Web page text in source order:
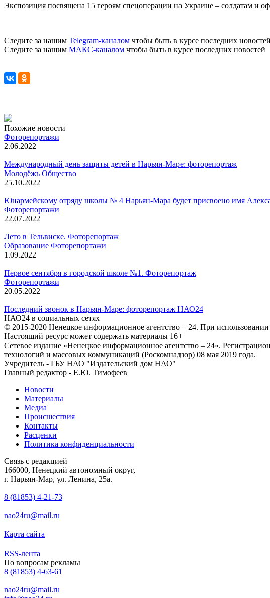
Экспозиция посвящена 15 героям спецоперации на Украине – солдатам и
Следите за нашим Telegram-каналом чтобы быть в курсе последних новостей
Следите за нашим МАКС-каналом чтобы быть в курсе последних новостей
Похожие новости
Фоторепортажи
2.06.2022
Международный день защиты детей в Нарьян-Маре: фоторепортаж
Молодёжь Общество
25.10.2022
Юнармейскому отряду школы № 4 Нарьян-Мара будет присвоено имя
Фоторепортажи
22.07.2022
Лето в Тельвиске. Фоторепортаж
Образование Фоторепортажи
1.09.2022
Первое сентября в городской школе №1. Фоторепортаж
Фоторепортажи
20.05.2022
Последний звонок в Нарьян-Маре: фоторепортаж НАО24
НАО24 в социальных сетях
© 2015-2020 Ненецкое информационное агентство – 24. При использовании
Настоящий ресурс может содержать материалы 16+
Сетевое издание «Ненецкое информационное агентство – 24».
технологий и массовых коммуникаций (Роскомнадзор) 08 мая 2019 года.
Учредитель - ГБУ НАО "Издательский дом НАО"
Главный редактор - Е.Ю. Тимофеев
Новости
Материалы
Медиа
Происшествия
Контакты
Расценки
Политика конфиденциальности
Связь с редакцией
166000, Ненецкий автономный округ,
г. Нарьян-Мар, ул. Ленина, 25а.
8 (81853) 4-21-73
nao24ru@mail.ru
Карта сайта
RSS-лента
По вопросам рекламы
8 (81853) 4-63-61
nao24ru@mail.ru